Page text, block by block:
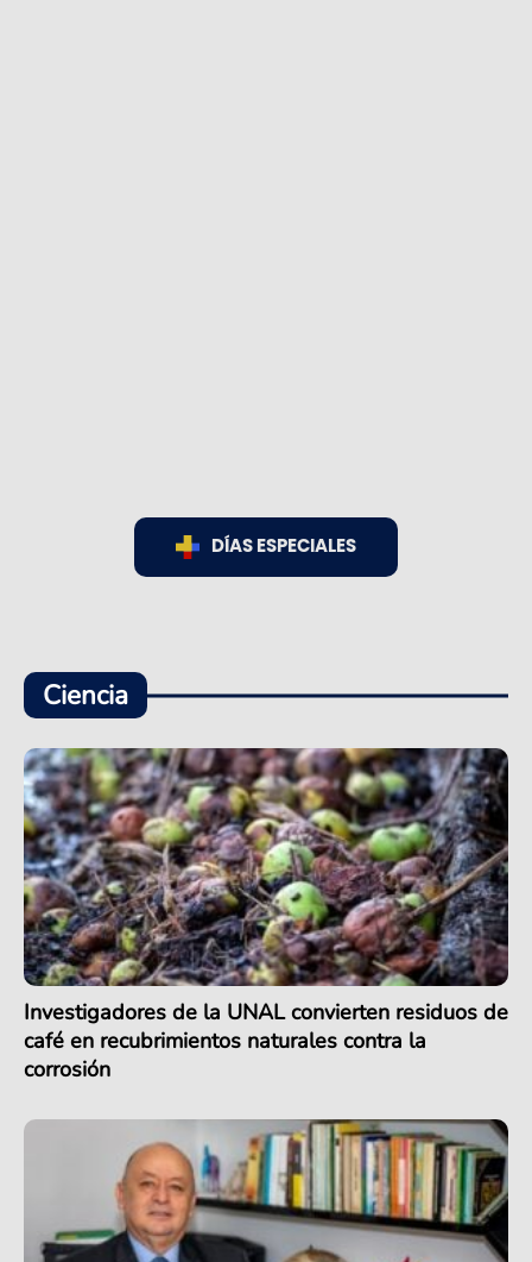
DÍAS ESPECIALES
Ciencia
Investigadores de la UNAL convierten residuos de
café en recubrimientos naturales contra la
corrosión